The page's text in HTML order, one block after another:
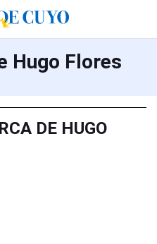
Hugo Flores
DE HUGO